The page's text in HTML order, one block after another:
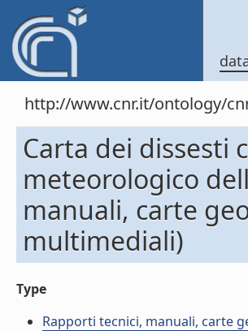
http://www.cnr.it/ontology/
Carta dei dissesti
meteorologico
manuali, carte
multimediali)
Type
Rapporti tecnici, manuali, carte